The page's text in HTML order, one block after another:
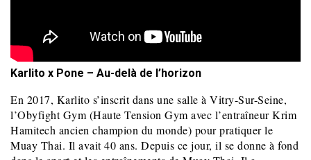
Karlito x Pone – Au-delà de l’horizon
En 2017, Karlito s’inscrit dans une salle à Vitry-Sur-Seine,
l’Obyfight Gym (Haute Tension Gym avec l’entraîneur Krim
Hamitech ancien champion du monde) pour pratiquer le
Muay Thai. Il avait 40 ans. Depuis ce jour, il se donne à fond